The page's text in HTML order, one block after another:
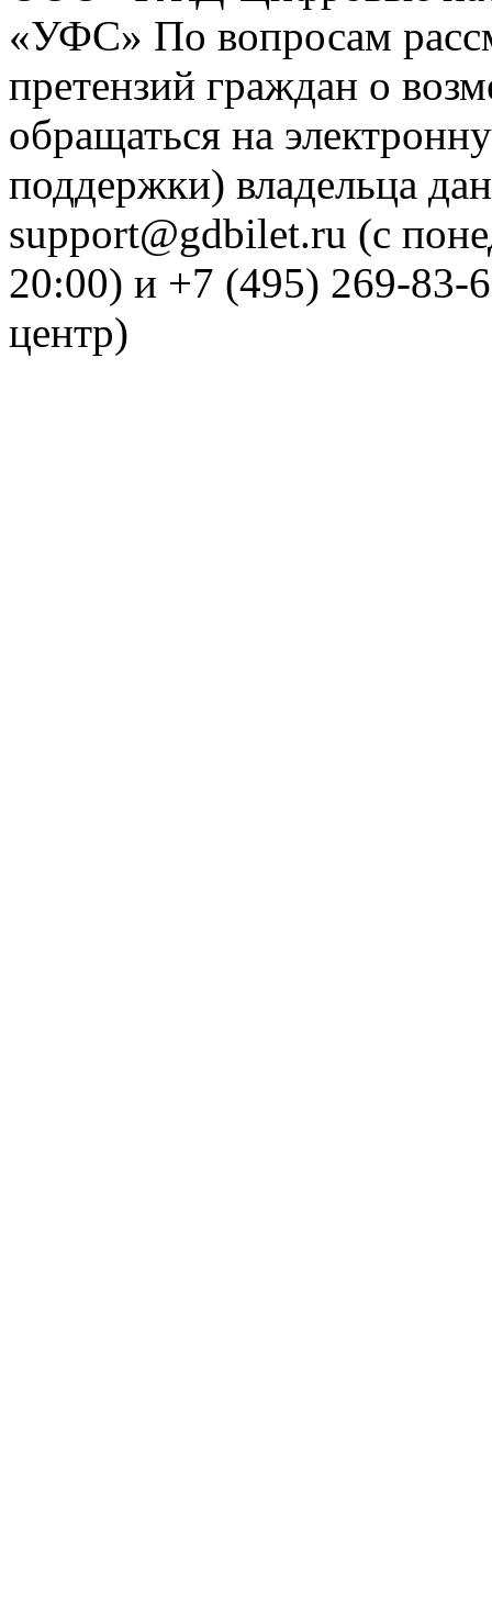
«УФС» По вопросам
претензий граждан о
обращаться на
поддержки) владельца
support@gdbilet.ru (с
20:00) и +7 (495) 269-83-
центр)